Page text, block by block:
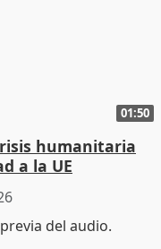
01:50
humanitaria
a la UE